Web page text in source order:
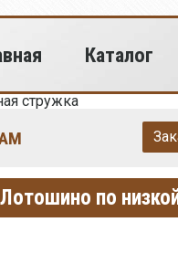
Каталог
стружка
по